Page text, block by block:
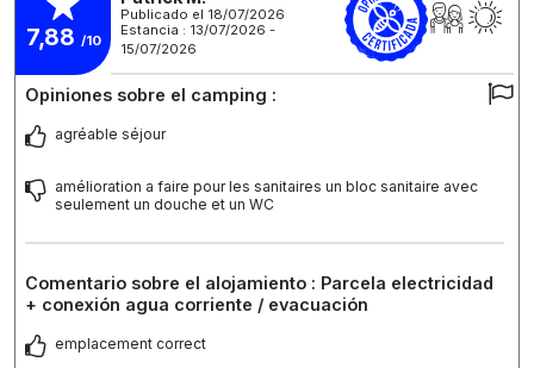
7,88 /10
Publicado el 18/07/2026
Estancia : 13/07/2026 -
15/07/2026
Opiniones sobre el camping :
agréable séjour
amélioration a faire pour les sanitaires un bloc sanitaire avec
seulement un douche et un WC
Comentario sobre el alojamiento : Parcela electricidad
+ conexión agua corriente / evacuación
emplacement correct